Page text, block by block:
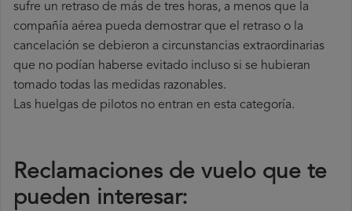
sufre un retraso de más de tres horas, a menos que la
compañía aérea pueda demostrar que el retraso o la
cancelación se debieron a circunstancias extraordinarias
que no podían haberse evitado incluso si se hubieran
tomado todas las medidas razonables.
Las huelgas de pilotos no entran en esta categoría.
Reclamaciones de vuelo que te
pueden interesar: